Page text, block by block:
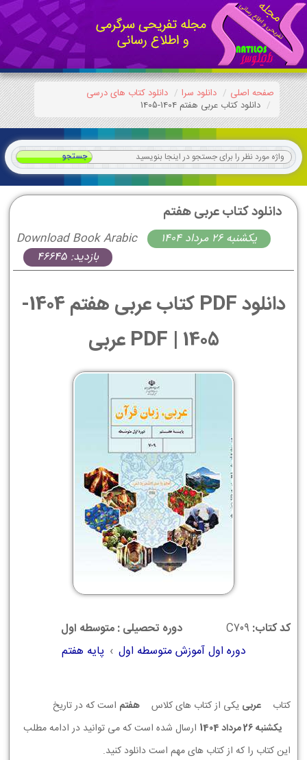
صفحه اصلی دانلود سرا
دانلود کتاب های درسی
دانلود کتاب عربی هفتم 1404-1405
دانلود کتاب عربی هفتم
Download Book Arabic
يكشنبه 26 مرداد 1404
بازدید: 46645
دانلود PDF کتاب عربی هفتم 1404-
1405 | PDF عربی
کد کتاب: C709
دوره تحصیلی : متوسطه اول
دوره اول آموزش متوسطه اول › پایه هفتم
کتاب عربی یکی از کتاب های کلاس هفتم است که در تاریخ
يكشنبه 26 مرداد 1404
ارسال شده است که می توانید در ادامه مطلب
این کتاب را که از کتاب های مهم است دانلود کنید.